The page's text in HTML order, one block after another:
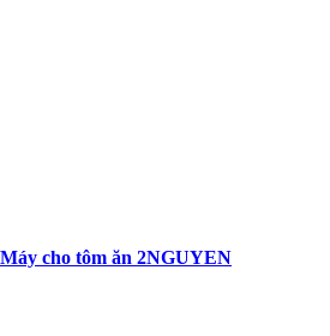
Máy cho tôm ăn 2NGUYEN